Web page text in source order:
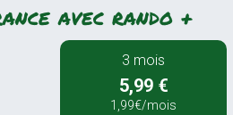
avec rando +
3 mois
5,99 €
1,99€/mois